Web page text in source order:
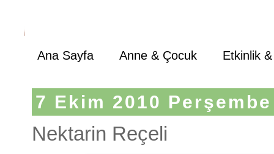
Ana Sayfa Anne & Çocuk Etkinlik
7 Ekim 2010 Perşembe
Nektarin Reçeli